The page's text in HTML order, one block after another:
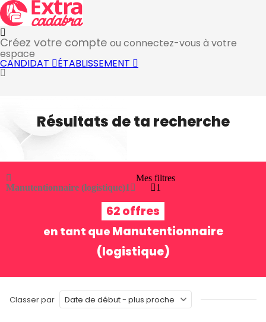
Créez votre compte ou connectez-vous à votre
espace
CANDIDAT ÉTABLISSEMENT
Résultats de ta recherche
Manutentionnaire (logistique)1
Mes filtres
1
62 offres
en tant que Manutentionnaire
(logistique)
Classer par